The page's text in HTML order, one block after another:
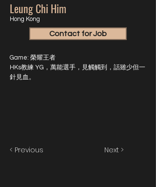
Leung Chi Him
Hong Kong
Contact for Job
Game: 榮耀王者
HKs教練 YG，萬能選手，見觸觸到，話雖少但一
針見血。
< Previous Next >